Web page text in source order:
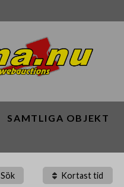
SAMTLIGA OBJEKT
Sök Kortast tid